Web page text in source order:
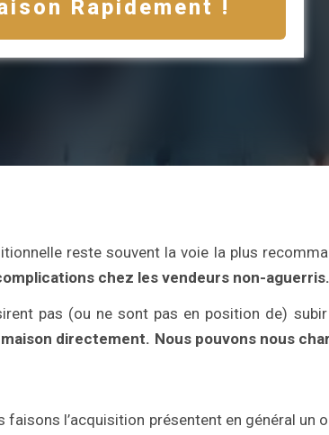
Rapidement !
reste souvent la voie la plus
chez les vendeurs non-aguerris.
pas (ou ne sont pas en position de)
directement. Nous pouvons nous
l’acquisition présentent en général un